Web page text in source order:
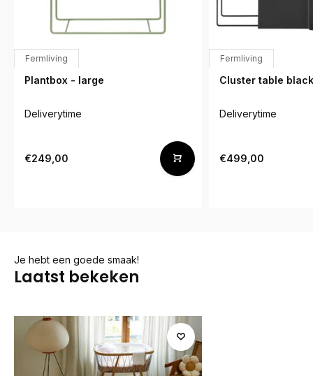
Fermliving
Plantbox - large
Deliverytime
€249,00
Fermliving
Cluster table
Deliverytime
€499,00
Je hebt een goede smaak!
Laatst bekeken